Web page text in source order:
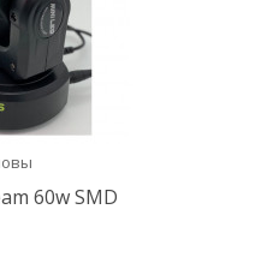
60w SMD